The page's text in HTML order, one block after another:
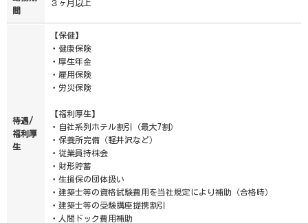
間
３ヶ月以上
待遇/
福利厚
生
【保健】
・健康保険
・厚生年金
・雇用保険
・労災保険
【福利厚生】
・自社系列ホテル割引（最大7割）
・保養所完備（軽井沢など）
・従業員持株会
・財形貯蓄
・生損保の団体扱い
・建築士等の資格試験費用を当社規定により補助（合格時）
・建築士等の受験講座提携割引
・人間ドック費用補助